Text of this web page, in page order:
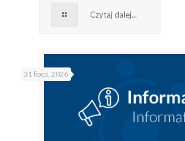
Czytaj dalej...
31 lipca, 2026